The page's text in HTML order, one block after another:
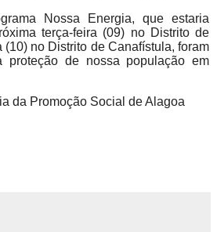
Nossa Energia, que estaria
terça-feira (09) no Distrito de
(10) no Distrito de Canafístula, foram
proteção de nossa população em
da Promoção Social de Alagoa